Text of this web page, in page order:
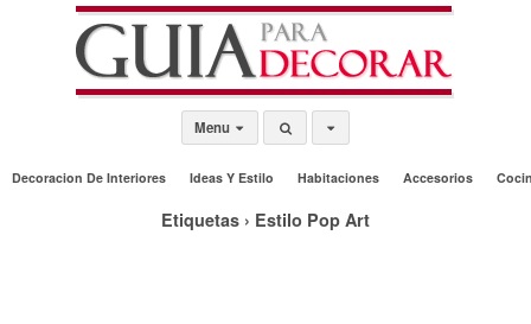
Menu
Decoracion De Interiores Ideas Y Estilo Habitaciones Accesorios
Etiquetas › Estilo Pop Art